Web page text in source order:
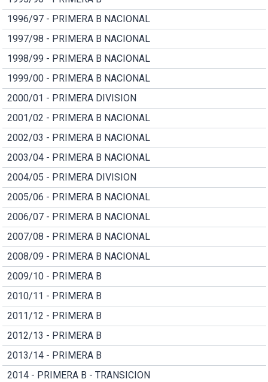
1996/97 - PRIMERA B NACIONAL
1997/98 - PRIMERA B NACIONAL
1998/99 - PRIMERA B NACIONAL
1999/00 - PRIMERA B NACIONAL
2000/01 - PRIMERA DIVISION
2001/02 - PRIMERA B NACIONAL
2002/03 - PRIMERA B NACIONAL
2003/04 - PRIMERA B NACIONAL
2004/05 - PRIMERA DIVISION
2005/06 - PRIMERA B NACIONAL
2006/07 - PRIMERA B NACIONAL
2007/08 - PRIMERA B NACIONAL
2008/09 - PRIMERA B NACIONAL
2009/10 - PRIMERA B
2010/11 - PRIMERA B
2011/12 - PRIMERA B
2012/13 - PRIMERA B
2013/14 - PRIMERA B
2014 - PRIMERA B - TRANSICION